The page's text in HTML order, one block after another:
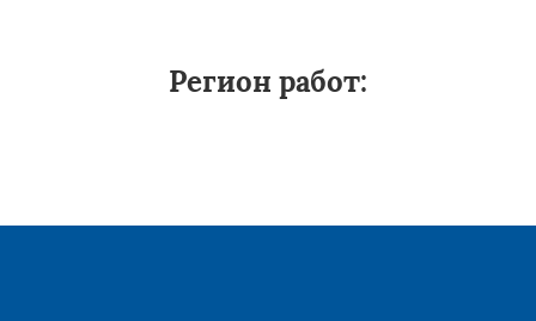
Регион работ: